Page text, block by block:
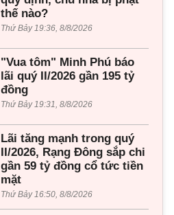
thế nào?
Thứ Bảy 19:36, 8/8/2026
"Vua tôm" Minh Phú báo
lãi quý II/2026 gần 195 tỷ
đồng
Thứ Bảy 19:31, 8/8/2026
Lãi tăng mạnh trong quý
II/2026, Rạng Đông sắp chi
gần 59 tỷ đồng cổ tức tiền
mặt
Thứ Bảy 16:50, 8/8/2026